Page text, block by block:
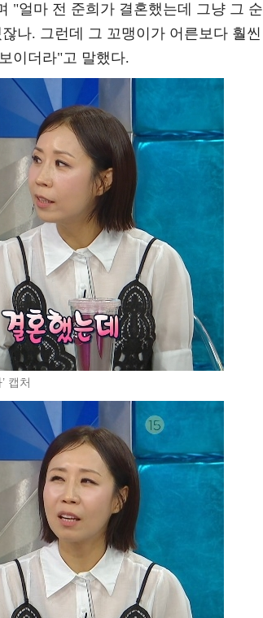
"얼마 전 준희가 결혼했는데 그냥 그 순
나. 그런데 그 꼬맹이가 어른보다 훨씬
이더라"고 말했다.
캡처